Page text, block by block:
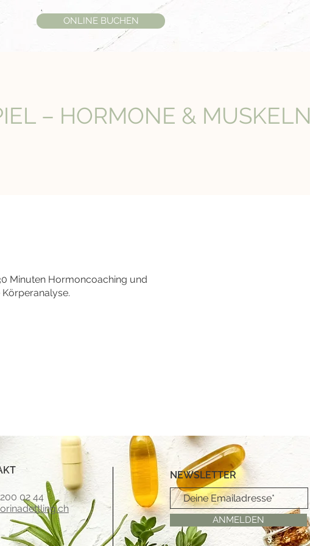
ONLINE BUCHEN
– HORMONE & MUSKELN
Minuten Hormoncoaching und
Körperanalyse.
02 44
NEWSLETTER
ANMELDEN